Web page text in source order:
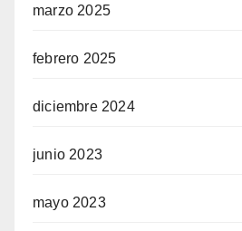
marzo 2025
febrero 2025
diciembre 2024
junio 2023
mayo 2023